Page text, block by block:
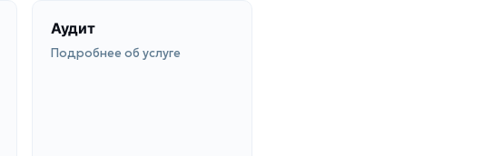
Аудит
Подробнее об услуге